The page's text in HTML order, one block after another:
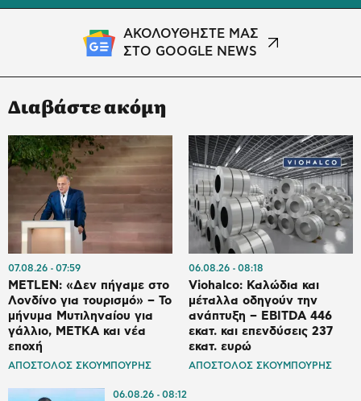
ΑΚΟΛΟΥΘΗΣΤΕ ΜΑΣ
ΣΤΟ GOOGLE NEWS
Διαβάστε ακόμη
07.08.26 07:59
METLEN: «Δεν πήγαμε στο
Λονδίνο για τουρισμό» – Το
μήνυμα Μυτιληναίου για
γάλλιο, ΜΕΤΚΑ και νέα
εποχή
ΑΠΟΣΤΟΛΟΣ ΣΚΟΥΜΠΟΥΡΗΣ
06.08.26 08:18
Viohalco: Καλώδια και
μέταλλα οδηγούν την
ανάπτυξη – EBITDA 446
εκατ. και επενδύσεις 237
εκατ. ευρώ
ΑΠΟΣΤΟΛΟΣ ΣΚΟΥΜΠΟΥΡΗΣ
06.08.26 08:12